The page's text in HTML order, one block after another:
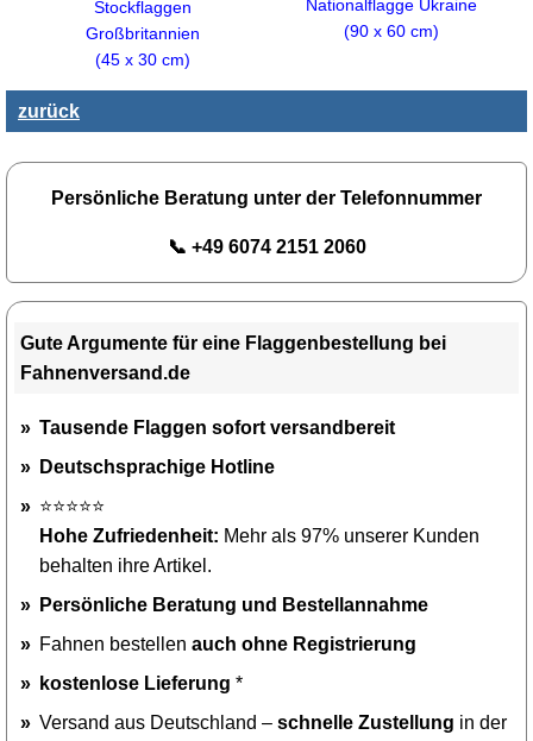
Stockflaggen
Großbritannien
(45 x 30 cm)
Nationalflagge Ukraine
(90 x 60 cm)
zurück
Persönliche Beratung unter der Telefonnummer
📞 +49 6074 2151 2060
Gute Argumente für eine Flaggenbestellung bei
Fahnenversand.de
Tausende Flaggen sofort versandbereit
Deutschsprachige Hotline
⭐⭐⭐⭐⭐
Hohe Zufriedenheit: Mehr als 97% unserer Kunden
behalten ihre Artikel.
Persönliche Beratung und Bestellannahme
Fahnen bestellen auch ohne Registrierung
kostenlose Lieferung *
Versand aus Deutschland – schnelle Zustellung in der